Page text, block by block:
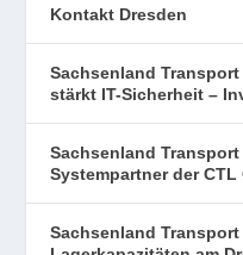
Kontakt Dresden
Sachsenland
stärkt IT-Sicherheit –
Sachsenland
Systempartner der
Sachsenland